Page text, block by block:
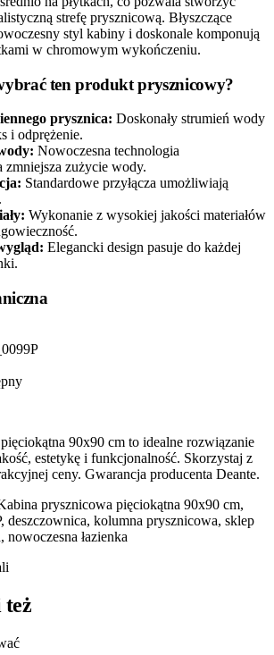
strefę prysznicową. Błyszczące
styl kabiny i doskonale komponują
w chromowym wykończeniu.
ten produkt prysznicowy?
prysznica: Doskonały strumień wody
i odprężenie.
Nowoczesna technologia
zmniejsza zużycie wody.
Standardowe przyłącza umożliwiają
Wykonanie z wysokiej jakości materiałów
Elegancki design pasuje do każdej
90x90 cm to idealne rozwiązanie
estetykę i funkcjonalność. Skorzystaj z
ceny. Gwarancja producenta Deante.
prysznicowa pięciokątna 90x90 cm,
deszczownica, kolumna prysznicowa, sklep
nowoczesna łazienka